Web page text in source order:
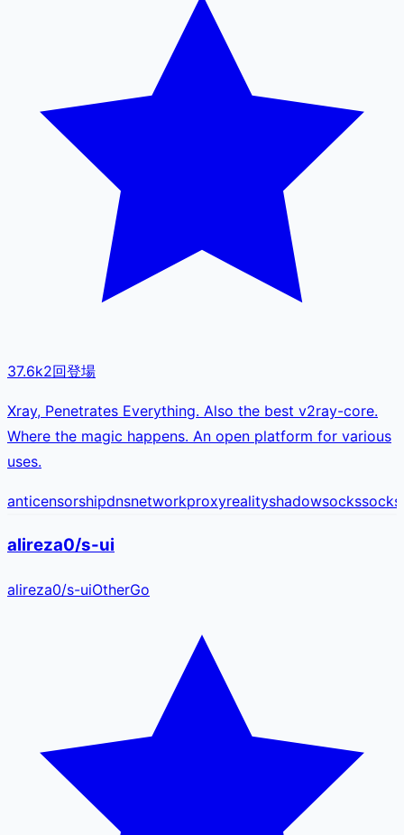
37.6k2回登場
Xray, Penetrates Everything. Also the best v2ray-core.
Where the magic happens. An open platform for various
uses.
anticensorshipdnsnetworkproxyrealityshadowsocks
alireza0/s-ui
alireza0/s-uiOtherGo